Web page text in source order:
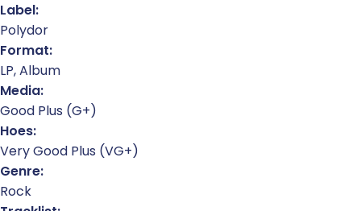
Label:
Polydor
Format:
LP, Album
Media:
Good Plus (G+)
Hoes:
Very Good Plus (VG+)
Genre:
Rock